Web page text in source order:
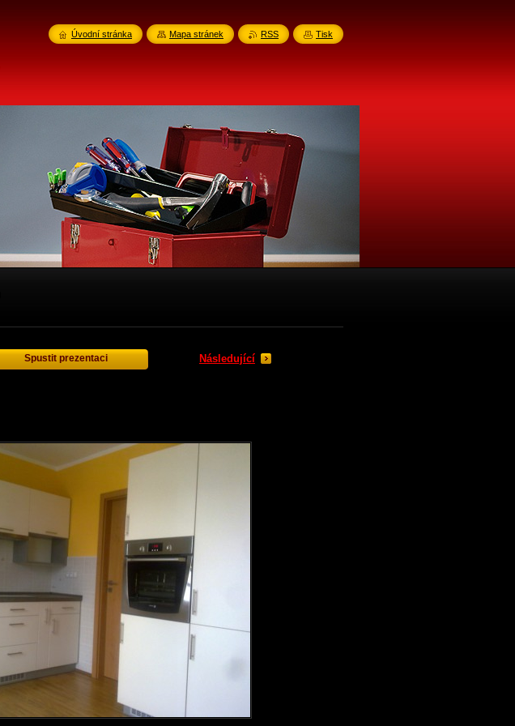
Spustit prezentaci Následující
Úvodní stránka Mapa stránek RSS Tisk